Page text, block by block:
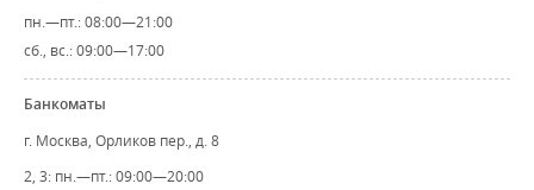
пн.—пт.: 08:00—21:00
сб., вс.: 09:00—17:00
Банкоматы
г. Москва, Орликов пер., д. 8
2, 3: пн.—пт.: 09:00—20:00